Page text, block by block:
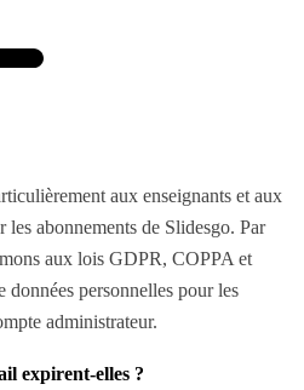
aux enseignants et aux
abonnements de Slidesgo. Par
aux lois GDPR, COPPA et
données personnelles pour les
administrateur.
expirent-elles ?